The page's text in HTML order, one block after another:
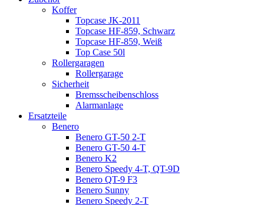
Koffer
Topcase JK-2011
Topcase HF-859, Schwarz
Topcase HF-859, Weiß
Top Case 50l
Rollergaragen
Rollergarage
Sicherheit
Bremsscheibenschloss
Alarmanlage
Ersatzteile
Benero
Benero GT-50 2-T
Benero GT-50 4-T
Benero K2
Benero Speedy 4-T, QT-9D
Benero QT-9 F3
Benero Sunny
Benero Speedy 2-T